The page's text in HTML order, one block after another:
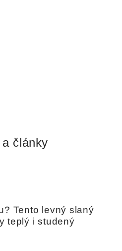
články
Tento levný slaný
teplý i studený